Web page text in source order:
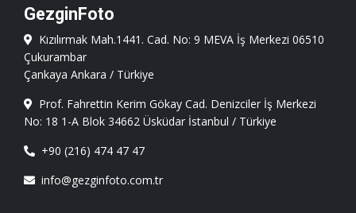
GezginFoto
Kızılırmak Mah.1441. Cad. No: 9 MEVA İş Merkezi 06510
Çukurambar
Çankaya Ankara / Türkiye
Prof. Fahrettin Kerim Gökay Cad. Denizciler İş Merkezi
No: 18 1-A Blok 34662 Üsküdar İstanbul / Türkiye
+90 (216) 474 47 47
info@gezginfoto.com.tr